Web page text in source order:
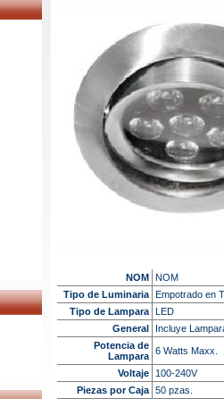
NOM NOM
Tipo de Luminaria Empotrado en
Tipo de Lampara LED
General
Incluye
Potencia de
Lampara 6 Watts Maxx.
Voltaje
100-240V
Piezas por Caja 50 pzas.